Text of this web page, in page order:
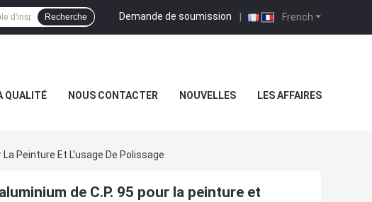
French
Demande de soumission |
Recherche
QUALITÉ NOUS CONTACTER NOUVELLES LES AFFAIRES
Peinture Et L'usage De Polissage
de C.P. 95 pour la peinture et